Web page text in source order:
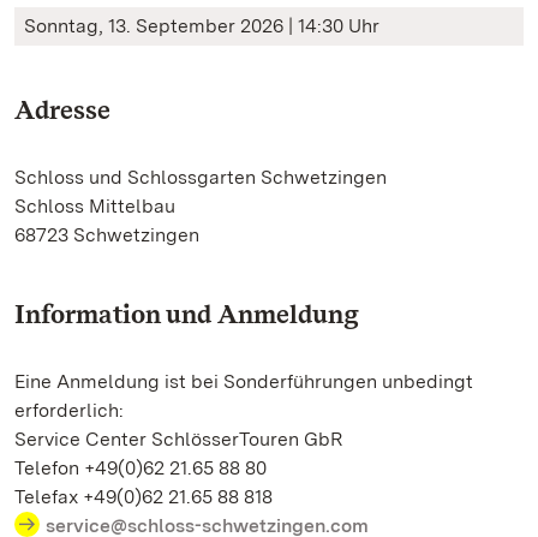
Sonntag, 13. September 2026 | 14:30 Uhr
Adresse
Schloss und Schlossgarten Schwetzingen
Schloss Mittelbau
68723 Schwetzingen
Information und Anmeldung
Eine Anmeldung ist bei Sonderführungen unbedingt
erforderlich:
Service Center SchlösserTouren GbR
Telefon +49(0)62 21.65 88 80
Telefax +49(0)62 21.65 88 818
service@schloss-schwetzingen.com